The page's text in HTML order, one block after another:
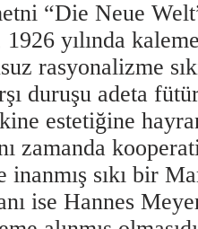
“Die Neue
yılında
rasyonalizme
duruşu adeta
estetiğine
zamanda
inanmış sıkı bir
ise Hannes